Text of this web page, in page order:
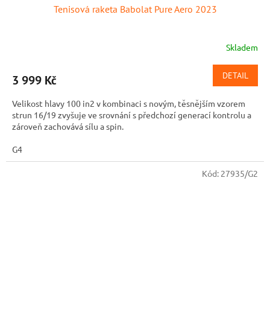
Tenisová raketa Babolat Pure Aero 2023
je
z
5
hvězdiček.
Skladem
3 999 Kč DETAIL
Velikost hlavy 100 in2 v kombinaci s novým, těsnějším vzorem
strun 16/19 zvyšuje ve srovnání s předchozí generací kontrolu a
zároveň zachovává sílu a spin.
G4
Kód: 27935/G2